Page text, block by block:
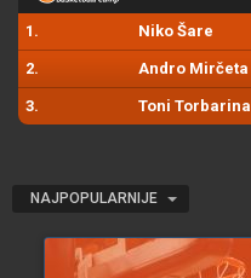
1. Niko Šare
2. Andro Mirčeta
3. Toni Torbarina
NAJPOPULARNIJE